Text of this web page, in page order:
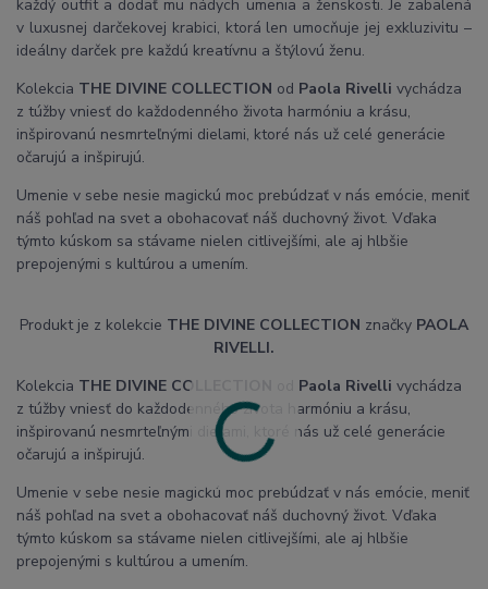
každý outfit a dodať mu nádych umenia a ženskosti. Je zabalená
v luxusnej darčekovej krabici, ktorá len umocňuje jej exkluzivitu –
ideálny darček pre každú kreatívnu a štýlovú ženu.
Kolekcia THE DIVINE COLLECTION od Paola Rivelli vychádza
z túžby vniesť do každodenného života harmóniu a krásu,
inšpirovanú nesmrteľnými dielami, ktoré nás už celé generácie
očarujú a inšpirujú.
Umenie v sebe nesie magickú moc prebúdzať v nás emócie, meniť
náš pohľad na svet a obohacovať náš duchovný život. Vďaka
týmto kúskom sa stávame nielen citlivejšími, ale aj hlbšie
prepojenými s kultúrou a umením.
Produkt je z kolekcie THE DIVINE COLLECTION značkyPAOLA
RIVELLI.
Kolekcia THE DIVINE COLLECTION Paola Rivelli vychádza
z túžby vniesť do každodenného života harmóniu a krásu,
inšpirovanú nesmrteľnými dielami, ktoré nás už celé generácie
očarujú a inšpirujú.
Umenie v sebe nesie magickú moc prebúdzať v nás emócie, meniť
náš pohľad na svet a obohacovať náš duchovný život. Vďaka
týmto kúskom sa stávame nielen citlivejšími, ale aj hlbšie
prepojenými s kultúrou a umením.